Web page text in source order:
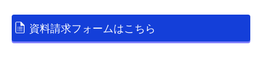
資料請求フォームはこちら